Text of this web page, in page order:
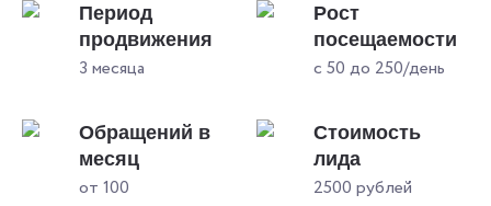
Период
продвижения
3 месяца
Рост
посещаемости
с 50 до 250/день
Обращений в
месяц
от 100
Стоимость
лида
2500 рублей